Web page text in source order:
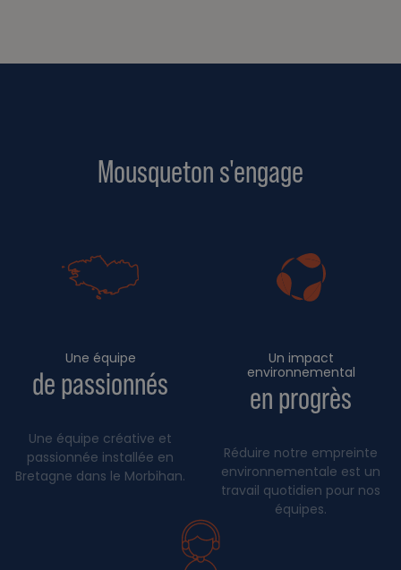
Mousqueton s'engage
Une équipe
de passionnés
Une équipe créative et
passionnée installée en
Bretagne dans le Morbihan.
Un impact
environnemental
en progrès
Réduire notre empreinte
environnementale est un
travail quotidien pour nos
équipes.